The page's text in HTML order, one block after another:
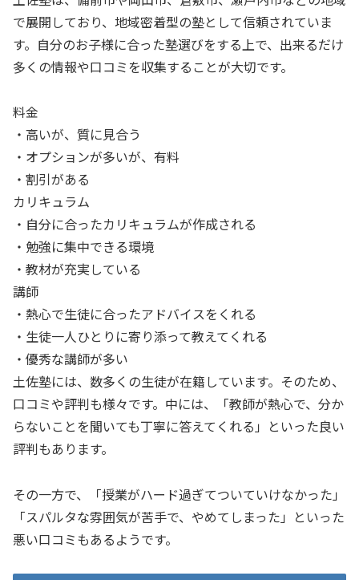
で展開しており、地域密着型の塾として信頼されていま
す。自分のお子様に合った塾選びをする上で、出来るだけ
多くの情報や口コミを収集することが大切です。
料金
・高いが、質に見合う
・オプションが多いが、有料
・割引がある
カリキュラム
・自分に合ったカリキュラムが作成される
・勉強に集中できる環境
・教材が充実している
講師
・熱心で生徒に合ったアドバイスをくれる
・生徒一人ひとりに寄り添って教えてくれる
・優秀な講師が多い
土佐塾には、数多くの生徒が在籍しています。そのため、
口コミや評判も様々です。中には、「教師が熱心で、分か
らないことを聞いても丁寧に答えてくれる」といった良い
評判もあります。
その一方で、「授業がハード過ぎてついていけなかった」
「スパルタな雰囲気が苦手で、やめてしまった」といった
悪い口コミもあるようです。